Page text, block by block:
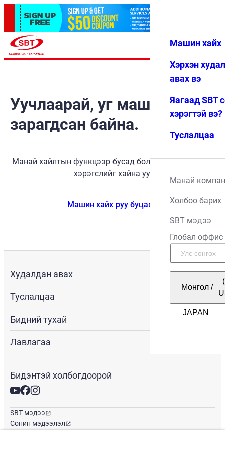
Дуртай Цэс
Машин хайх
Хэрхэн
авах вэ
Яагаад SBT
хэрэгтэй вэ?
Туслалцаа
Манай
Холбоо барих
SBT мэдээ
Глобал оффис
Монгол /
Уучлаарай, уг машин
зарагдсан байна.
Манай хайлтын функцээр бусад боломжит тээврийн
хэрэгслийг хайна уу.
Машин хайх руу буцах
Худалдан авах
Туслалцаа
Бидний тухай
Лавлагаа
Бидэнтэй холбогдоорой
SBT мэдээ
Сонин мэдээлэл